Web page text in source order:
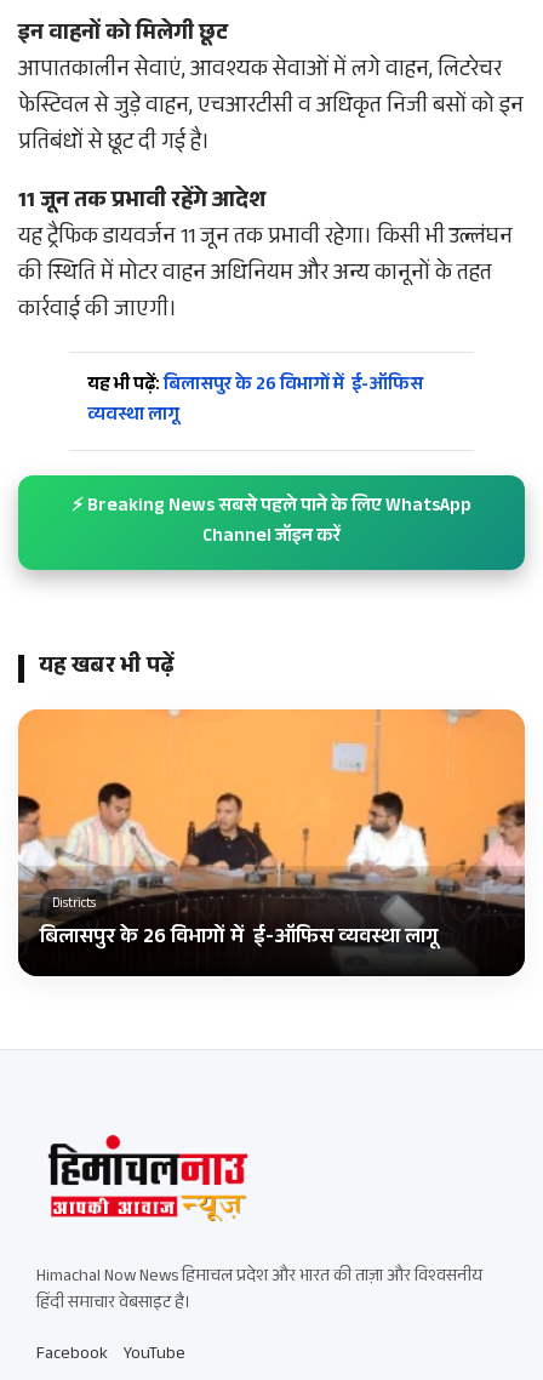
इन वाहनों को मिलेगी छूट
आपातकालीन सेवाएं, आवश्यक सेवाओं में लगे वाहन, लिटरेचर
फेस्टिवल से जुड़े वाहन, एचआरटीसी व अधिकृत निजी बसों को इन
प्रतिबंधों से छूट दी गई है।
11 जून तक प्रभावी रहेंगे आदेश
यह ट्रैफिक डायवर्जन 11 जून तक प्रभावी रहेगा। किसी भी उल्लंघन
की स्थिति में मोटर वाहन अधिनियम और अन्य कानूनों के तहत
कार्रवाई की जाएगी।
यह भी पढ़ें:बिलासपुर के 26 विभागों में ई-ऑफिस
व्यवस्था लागू
⚡ Breaking News सबसे पहले पाने के लिए WhatsApp
Channel जॉइन करें
यह खबर भी पढ़ें
Districts
बिलासपुर के 26 विभागों में ई-ऑफिस व्यवस्था लागू
Himachal Now News हिमाचल प्रदेश और भारत की ताज़ा और विश्वसनीय
हिंदी समाचार वेबसाइट है।
Facebook YouTube